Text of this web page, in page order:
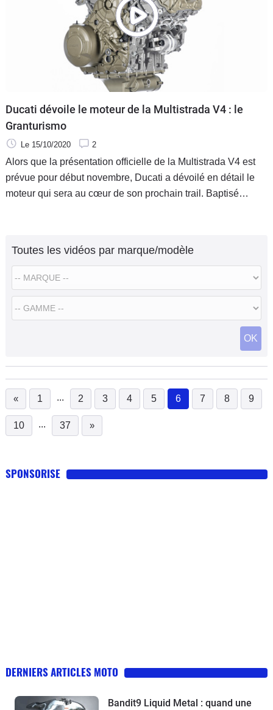
Ducati dévoile le moteur de la Multistrada V4 : le
Granturismo
Le 15/10/2020 2
Alors que la présentation officielle de la Multistrada V4 est
prévue pour début novembre, Ducati a dévoilé en détail le
moteur qui sera au cœur de son prochain trail. Baptisé
Toutes les vidéos par marque/modèle
OK
« 1 ... 2 3 4 5 6
(current)
7 8 9
10 ... 37 »
SPONSORISE
DERNIERS ARTICLES MOTO
Bandit9 Liquid Metal : quand une